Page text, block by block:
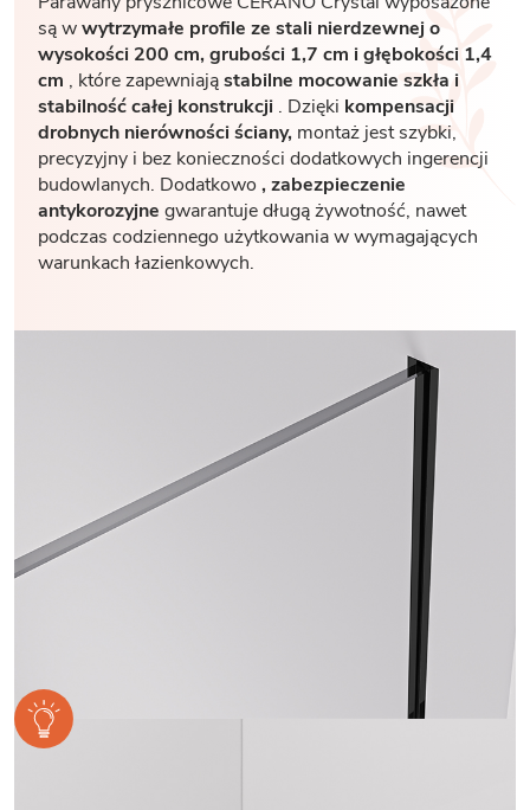
są wwytrzymałe profile ze stali nierdzewnej o
wysokości 200 cm, grubości 1,7 cm i głębokości 1,4
cm , które zapewniająstabilne mocowanie szkła i
stabilność całej konstrukcji . Dzięki kompensacji
drobnych nierówności ściany, montaż jest szybki,
precyzyjny i bez konieczności dodatkowych ingerencji
budowlanych. Dodatkowo , zabezpieczenie
antykorozyjne gwarantuje długą żywotność, nawet
podczas codziennego użytkowania w wymagających
warunkach łazienkowych.